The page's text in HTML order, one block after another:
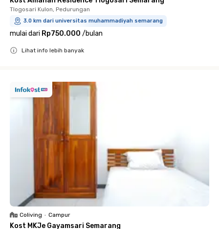
Tlogosari Kulon, Pedurungan
3.0 km dari universitas muhammadiyah semarang
mulai dari Rp750.000 /bulan
Lihat info lebih banyak
Coliving • Campur
Kost MKJe Gayamsari Semarang